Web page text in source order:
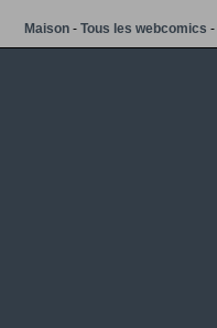
Maison- Tous les webcomics -